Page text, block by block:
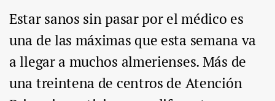
Estar sanos sin pasar por el médico es
una de las máximas que esta semana va
a llegar a muchos almerienses. Más de
una treintena de centros de Atención